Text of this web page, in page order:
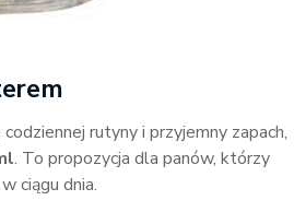
rutyny i przyjemny zapach,
. To propozycja dla panów, którzy
ciągu dnia.